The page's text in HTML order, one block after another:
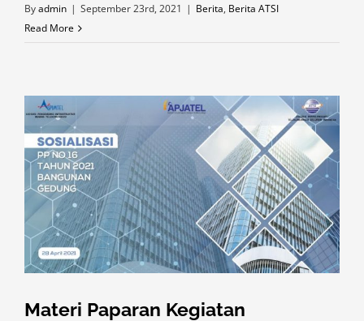
Byadmin | September 23rd, 2021 | Berita, Berita ATSI
Read More
Materi Paparan Kegiatan